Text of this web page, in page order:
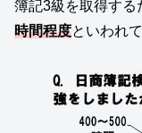
簿記3級を取得する
時間程度といわれ